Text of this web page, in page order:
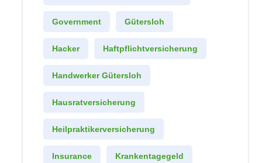
Government Gütersloh
Hacker Haftpflichtversicherung
Handwerker Gütersloh
Hausratversicherung
Heilpraktikerversicherung
Insurance Krankentagegeld